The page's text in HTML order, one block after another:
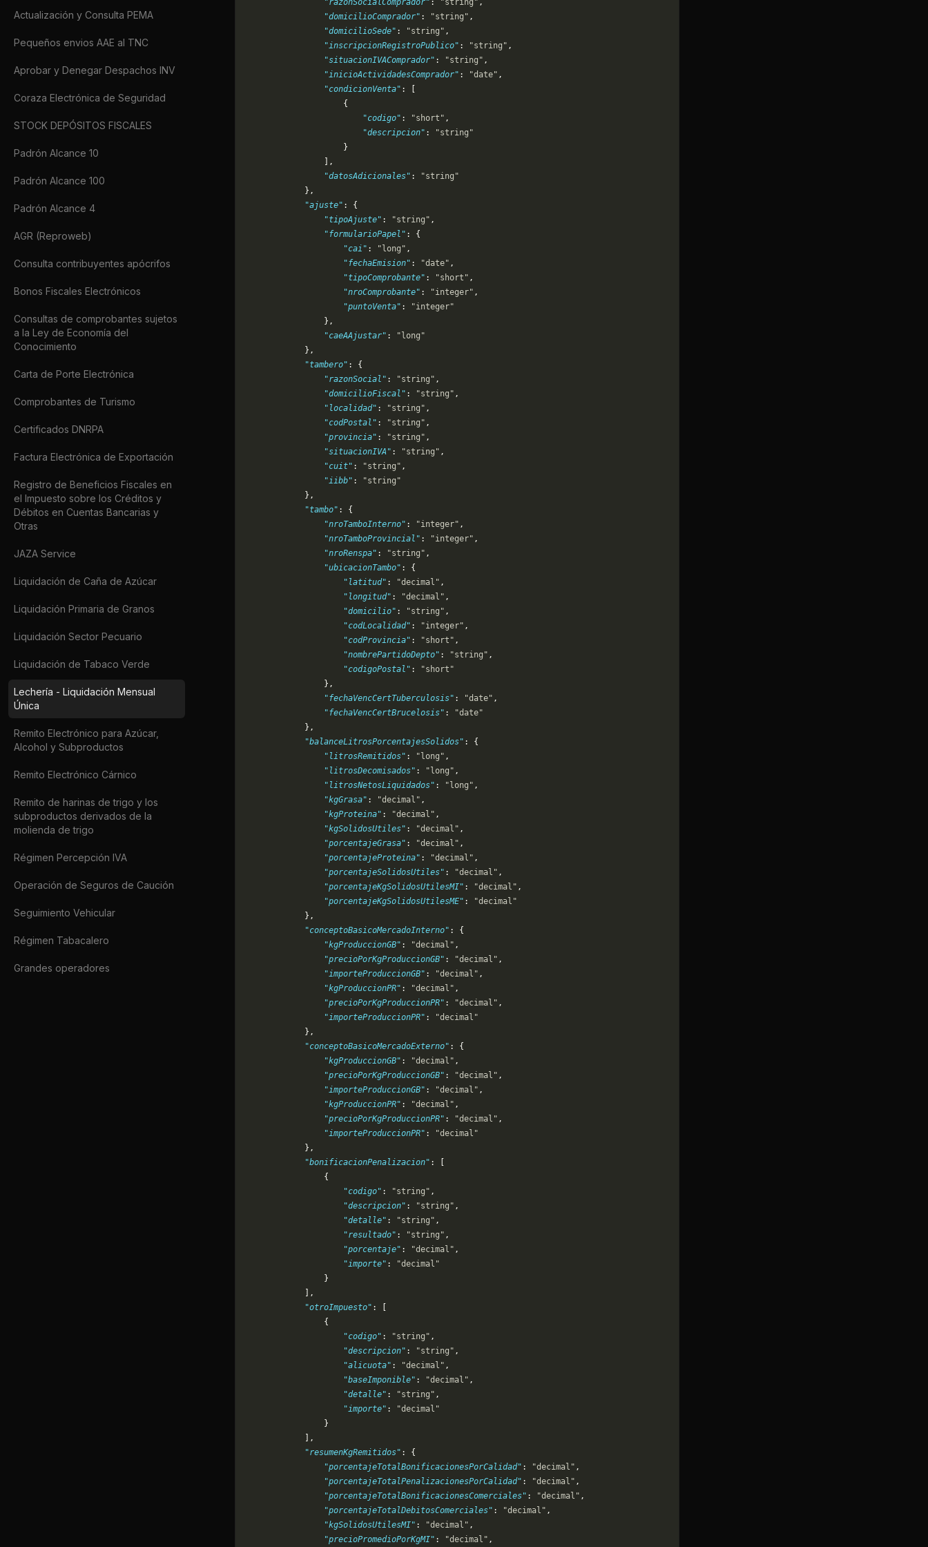
Actualización y Consulta PEMA
Pequeños envios AAE al TNC
Aprobar y Denegar Despachos INV
Coraza Electrónica de Seguridad
STOCK DEPÓSITOS FISCALES
Padrón Alcance 10
Padrón Alcance 100
Padrón Alcance 4
AGR (Reproweb)
Consulta contribuyentes apócrifos
Bonos Fiscales Electrónicos
Consultas de comprobantes sujetos
a la Ley de Economía del
Conocimiento
Carta de Porte Electrónica
Comprobantes de Turismo
Certificados DNRPA
Factura Electrónica de Exportación
Registro de Beneficios Fiscales en
el Impuesto sobre los Créditos y
Débitos en Cuentas Bancarias y
Otras
JAZA Service
Liquidación de Caña de Azúcar
Liquidación Primaria de Granos
Liquidación Sector Pecuario
Liquidación de Tabaco Verde
Lechería - Liquidación Mensual
Única
Remito Electrónico para Azúcar,
Alcohol y Subproductos
Remito Electrónico Cárnico
Remito de harinas de trigo y los
subproductos derivados de la
molienda de trigo
Régimen Percepción IVA
Operación de Seguros de Caución
Seguimiento Vehicular
Régimen Tabacalero
Grandes operadores
                "razonSocialComprador"
: "string" ,
                "domicilioComprador"
: "string" ,
                "domicilioSede"
: "string" ,
                "inscripcionRegistroPublico"
: "string" ,
                "situacionIVAComprador"
: "string" ,
                "inicioActividadesComprador"
: "date" ,
                "condicionVenta"
: [
                    {
                        "codigo"
: "short" ,
                        "descripcion"
:
"string"
                    }
                ],
                "datosAdicionales"
:
"string"
            },
            "ajuste"
: {
                "tipoAjuste"
: "string" ,
                "formularioPapel"
: {
                    "cai"
: "long" ,
                    "fechaEmision"
: "date" ,
                    "tipoComprobante"
: "short" ,
                    "nroComprobante"
: "integer" ,
                    "puntoVenta"
:
"integer"
                },
                "caeAAjustar"
:
"long"
            },
            "tambero"
: {
                "razonSocial"
: "string" ,
                "domicilioFiscal"
: "string" ,
                "localidad"
: "string" ,
                "codPostal"
: "string" ,
                "provincia"
: "string" ,
                "situacionIVA"
: "string" ,
                "cuit"
: "string" ,
                "iibb"
:
"string"
            },
            "tambo"
: {
                "nroTamboInterno"
: "integer" ,
                "nroTamboProvincial"
: "integer" ,
                "nroRenspa"
: "string" ,
                "ubicacionTambo"
: {
                    "latitud"
: "decimal" ,
                    "longitud"
: "decimal" ,
                    "domicilio"
: "string" ,
                    "codLocalidad"
: "integer" ,
                    "codProvincia"
: "short" ,
                    "nombrePartidoDepto"
: "string" ,
                    "codigoPostal"
:
"short"
                },
                "fechaVencCertTuberculosis"
: "date" ,
                "fechaVencCertBrucelosis"
:
"date"
            },
            "balanceLitrosPorcentajesSolidos"
: {
                "litrosRemitidos"
: "long" ,
                "litrosDecomisados"
: "long" ,
                "litrosNetosLiquidados"
: "long" ,
                "kgGrasa"
: "decimal" ,
                "kgProteina"
: "decimal" ,
                "kgSolidosUtiles"
: "decimal" ,
                "porcentajeGrasa"
: "decimal" ,
                "porcentajeProteina"
: "decimal" ,
                "porcentajeSolidosUtiles"
: "decimal" ,
                "porcentajeKgSolidosUtilesMI"
: "decimal" ,
                "porcentajeKgSolidosUtilesME"
:
"decimal"
            },
            "conceptoBasicoMercadoInterno"
: {
                "kgProduccionGB"
: "decimal" ,
                "precioPorKgProduccionGB"
: "decimal" ,
                "importeProduccionGB"
: "decimal" ,
                "kgProduccionPR"
: "decimal" ,
                "precioPorKgProduccionPR"
: "decimal" ,
                "importeProduccionPR"
:
"decimal"
            },
            "conceptoBasicoMercadoExterno"
: {
                "kgProduccionGB"
: "decimal" ,
                "precioPorKgProduccionGB"
: "decimal" ,
                "importeProduccionGB"
: "decimal" ,
                "kgProduccionPR"
: "decimal" ,
                "precioPorKgProduccionPR"
: "decimal" ,
                "importeProduccionPR"
:
"decimal"
            },
            "bonificacionPenalizacion"
: [
                {
                    "codigo"
: "string" ,
                    "descripcion"
: "string" ,
                    "detalle"
: "string" ,
                    "resultado"
: "string" ,
                    "porcentaje"
: "decimal" ,
                    "importe"
:
"decimal"
                }
            ],
            "otroImpuesto"
: [
                {
                    "codigo"
: "string" ,
                    "descripcion"
: "string" ,
                    "alicuota"
: "decimal" ,
                    "baseImponible"
: "decimal" ,
                    "detalle"
: "string" ,
                    "importe"
:
"decimal"
                }
            ],
            "resumenKgRemitidos"
: {
                "porcentajeTotalBonificacionesPorCalidad"
: "decimal" ,
                "porcentajeTotalPenalizacionesPorCalidad"
: "decimal" ,
                "porcentajeTotalBonificacionesComerciales"
: "decimal" ,
                "porcentajeTotalDebitosComerciales"
: "decimal" ,
                "kgSolidosUtilesMI"
: "decimal" ,
                "precioPromedioPorKgMI"
: "decimal" ,